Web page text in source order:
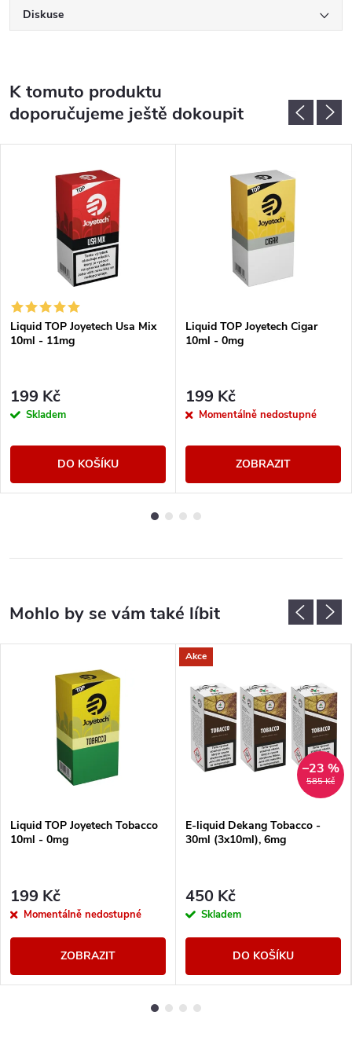
Diskuse
K tomuto produktu
doporučujeme ještě dokoupit
Liquid TOP Joyetech Usa Mix
10ml - 11mg
199 Kč
Skladem
DO KOŠÍKU
Liquid TOP Joyetech Cigar
10ml - 0mg
199 Kč
Momentálně nedostupné
ZOBRAZIT
Liquid TOP Joyetech Tobacco
10ml - 0mg
199 Kč
Momentálně nedostupné
ZOBRAZIT
Akce
585 Kč
–23 %
E-liquid Dekang Tobacco -
30ml (3x10ml), 6mg
450 Kč
Skladem
DO KOŠÍKU